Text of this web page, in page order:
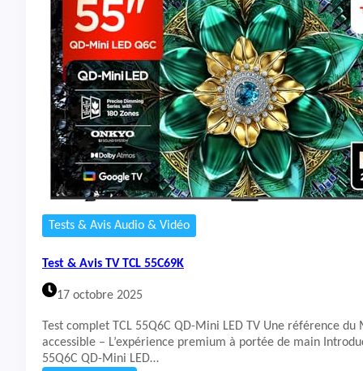
F
r
e
e
d
o
t
&
A
v
i
s
T
V
T
C
L
7
5
C
6
K
Tests & Avis Audio & Vidéo
Test & Avis TV TCL 55C69K
17 octobre 2025
Test complet TCL 55Q6C QD-Mini LED TV Une référence du
accessible – L’expérience premium à portée de main
55Q6C QD-Mini LED…